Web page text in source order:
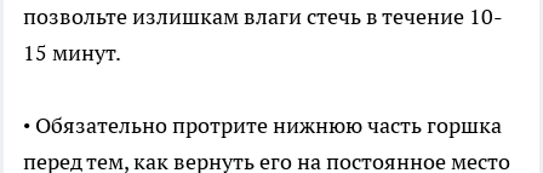
позвольте излишкам влаги стечь в течение 10-
15 минут.
• Обязательно протрите нижнюю часть горшка
перед тем, как вернуть его на постоянное место